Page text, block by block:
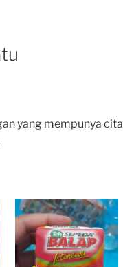
yang mempunya cita